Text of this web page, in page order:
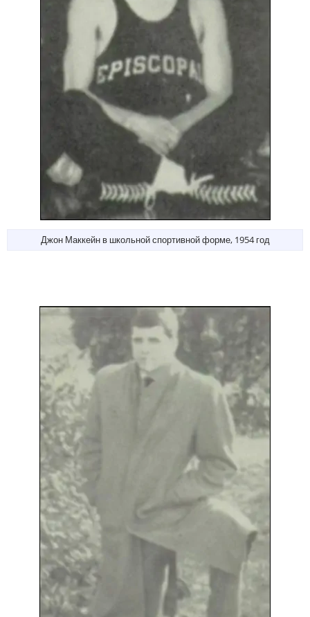
Джон Маккейн в школьной спортивной форме, 1954 год